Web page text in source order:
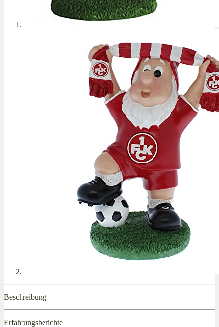
Beschreibung
Erfahrungsberichte